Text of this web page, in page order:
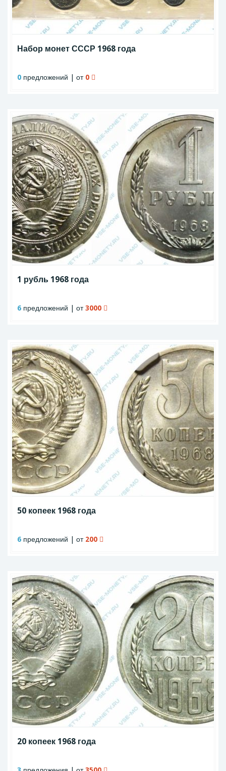
Набор монет СССР 1968 года
0 предложений | от 0
1 рубль 1968 года
6 предложений | от3000
50 копеек 1968 года
6 предложений | от 200
20 копеек 1968 года